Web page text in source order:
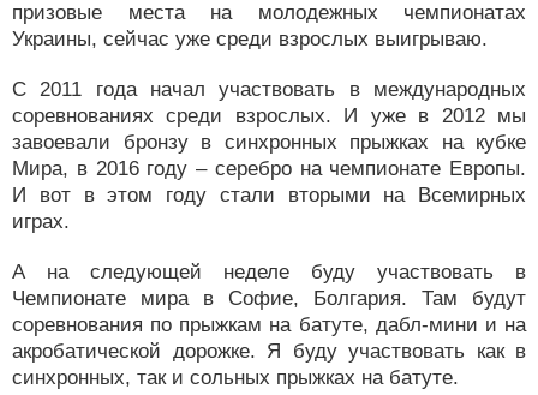
призовые места на молодежных чемпионатах
Украины, сейчас уже среди взрослых выигрываю.
С 2011 года начал участвовать в международных
соревнованиях среди взрослых. И уже в 2012 мы
завоевали бронзу в синхронных прыжках на кубке
Мира, в 2016 году – серебро на чемпионате Европы.
И вот в этом году стали вторыми на Всемирных
играх.
А на следующей неделе буду участвовать в
Чемпионате мира в Софие, Болгария. Там будут
соревнования по прыжкам на батуте, дабл-мини и на
акробатической дорожке. Я буду участвовать как в
синхронных, так и сольных прыжках на батуте.